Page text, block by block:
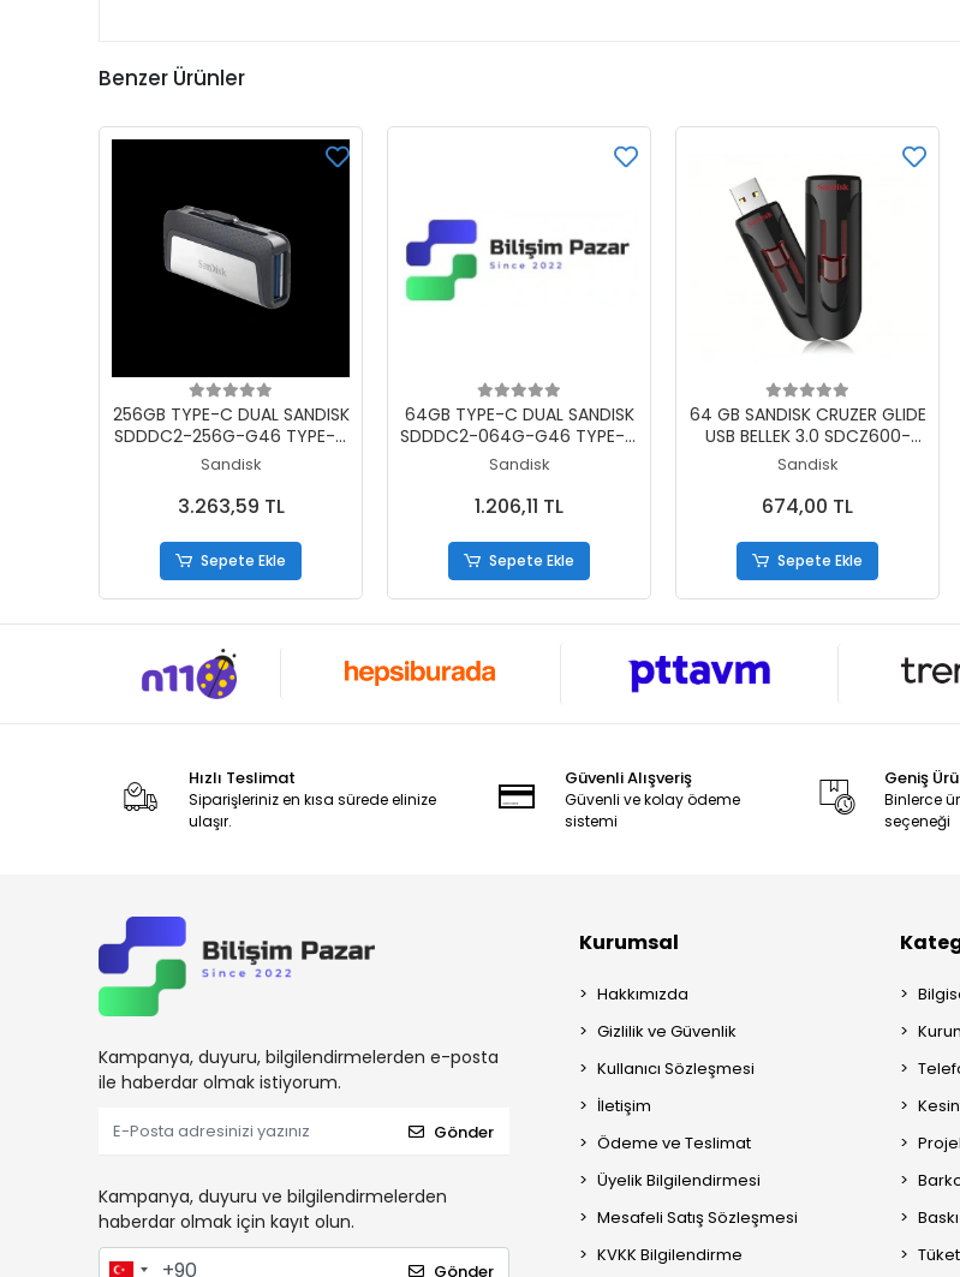
Benzer Ürünler
Sepete Ekle
256GB TYPE-C DUAL SANDISK
SDDDC2-256G-G46 TYPE-C
DUALDRIVE
Sandisk
3.263,59 TL
Sepete Ekle
Sepete Ekle
64GB TYPE-C DUAL SANDISK
SDDDC2-064G-G46 TYPE-C
DUALDRIVE
Sandisk
1.206,11 TL
Sepete Ekle
Sepete Ekle
64 GB SANDISK CRUZER GLIDE
USB BELLEK 3.0 SDCZ600-
064G-G35
Sandisk
674,00 TL
Sepete Ekle
Hızlı Teslimat
Siparişleriniz en kısa sürede elinize
ulaşır.
Güvenli Alışveriş
Güvenli ve kolay ödeme
sistemi
Geniş
Binlerce
seçeneği
Kampanya, duyuru, bilgilendirmelerden e-posta
ile haberdar olmak istiyorum.
Gönder
Kampanya, duyuru ve bilgilendirmelerden
haberdar olmak için kayıt olun.
Gönder
Kurumsal
Hakkımızda
Gizlilik ve Güvenlik
Kullanıcı Sözleşmesi
İletişim
Ödeme ve Teslimat
Üyelik Bilgilendirmesi
Mesafeli Satış Sözleşmesi
KVKK Bilgilendirme